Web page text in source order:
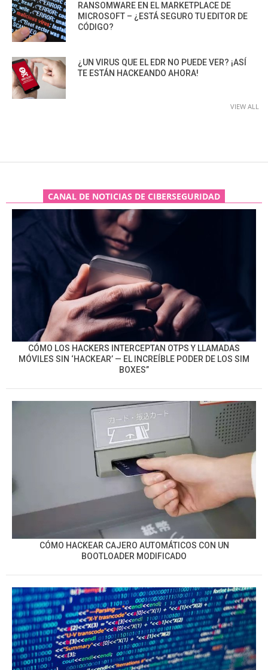
RANSOMWARE EN EL MARKETPLACE DE
MICROSOFT – ¿ESTÁ SEGURO TU EDITOR DE
CÓDIGO?
¿UN VIRUS QUE EL EDR NO PUEDE VER? ¡ASÍ
TE ESTÁN HACKEANDO AHORA!
VIEW ALL
CANAL DE NOTICIAS DE CIBERSEGURIDAD
CÓMO LOS HACKERS INTERCEPTAN OTPS Y LLAMADAS
MÓVILES SIN ‘HACKEAR’ — EL INCREÍBLE PODER DE LOS SIM
BOXES”
CÓMO HACKEAR CAJERO AUTOMÁTICOS CON UN
BOOTLOADER MODIFICADO